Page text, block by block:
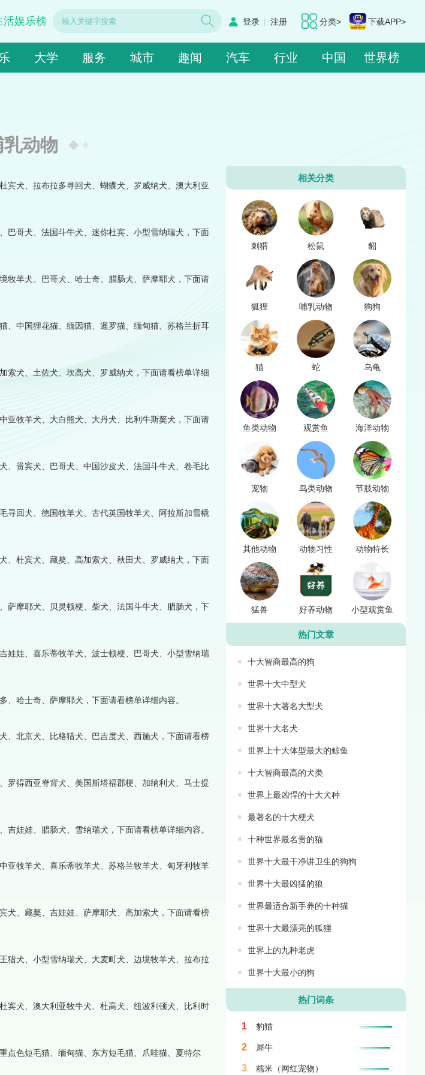
分类> 下载APP>
登录 | 注册
活娱乐榜
大学 服务 城市 趣闻 汽车 行业 中国 世界榜
乳动物
宾犬、拉布拉多寻回犬、蝴蝶犬、罗威纳犬、澳大利亚
巴哥犬、法国斗牛犬、迷你杜宾、小型雪纳瑞犬，下面
牧羊犬、巴哥犬、哈士奇、腊肠犬、萨摩耶犬，下面请
、中国狸花猫、缅因猫、暹罗猫、缅甸猫、苏格兰折耳
索犬、土佐犬、坎高犬、罗威纳犬，下面请看榜单详细
亚牧羊犬、大白熊犬、大丹犬、比利牛斯獒犬，下面请
、贵宾犬、巴哥犬、中国沙皮犬、法国斗牛犬、卷毛比
寻回犬、德国牧羊犬、古代英国牧羊犬、阿拉斯加雪橇
、杜宾犬、藏獒、高加索犬、秋田犬、罗威纳犬，下面
萨摩耶犬、贝灵顿梗、柴犬、法国斗牛犬、腊肠犬，下
娃娃、喜乐蒂牧羊犬、波士顿梗、巴哥犬、小型雪纳瑞
哈士奇、萨摩耶犬，下面请看榜单详细内容。
、北京犬、比格猎犬、巴吉度犬、西施犬，下面请看榜
罗得西亚脊背犬、美国斯塔福郡梗、加纳利犬、马士提
娃娃、腊肠犬、雪纳瑞犬，下面请看榜单详细内容。
亚牧羊犬、喜乐蒂牧羊犬、苏格兰牧羊犬、匈牙利牧羊
犬、藏獒、吉娃娃、萨摩耶犬、高加索犬，下面请看榜
猎犬、小型雪纳瑞犬、大麦町犬、边境牧羊犬、拉布拉
宾犬、澳大利亚牧牛犬、杜高犬、纽波利顿犬、比利时
点色短毛猫、缅甸猫、东方短毛猫、爪哇猫、夏特尔
相关分类
刺猬 松鼠 貂
狐狸 哺乳动物 狗狗
猫 蛇 乌龟
鱼类动物 观赏鱼 海洋动物
宠物 鸟类动物 节肢动物
其他动物 动物习性 动物特长
猛兽 好养动物 小型观赏鱼
热门文章
十大智商最高的狗
世界十大中型犬
世界十大著名大型犬
世界十大名犬
世界上十大体型最大的鲸鱼
十大智商最高的犬类
世界上最凶悍的十大犬种
最著名的十大梗犬
十种世界最名贵的猫
世界十大最干净讲卫生的狗狗
世界十大最凶猛的狼
世界最适合新手养的十种猫
世界十大最漂亮的狐狸
世界上的九种老虎
世界十大最小的狗
热门词条
1 豹猫
2 犀牛
3 糯米（网红宠物）